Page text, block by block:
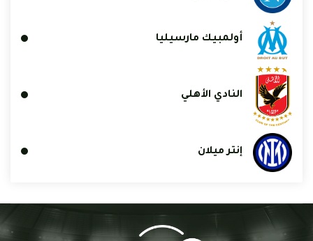
أولمبيك مارسيليا
النادي الأهلي
إنتر ميلان